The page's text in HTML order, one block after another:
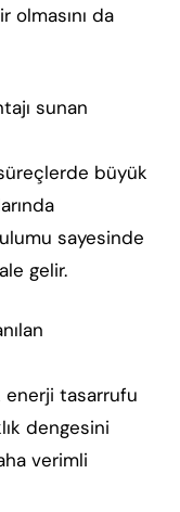
olmasını da
sunan
büyük
sayesinde
gelir.
enerji tasarrufu
dengesini
verimli